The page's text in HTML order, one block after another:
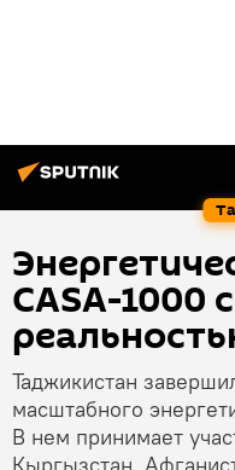
CASA-1000
Таджикистан
масштабного
В нем принимает